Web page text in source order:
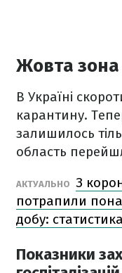
Жовта зона
В Україні
карантину.
залишилось
область
АКТУАЛЬНО З
потрапили
добу: статистика
Показники